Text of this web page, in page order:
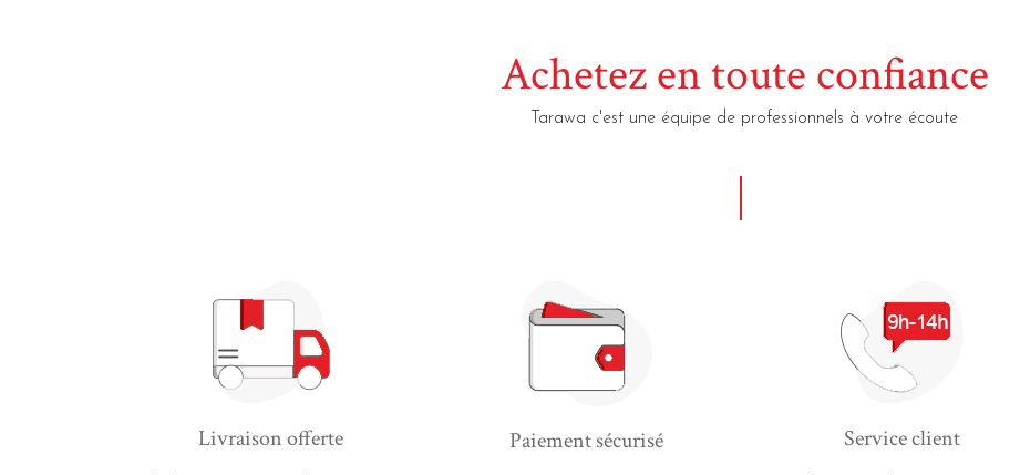
Achetez en toute confiance
Tarawa c'est une équipe de professionnels à votre écoute
Livraison offerte Paiement sécurisé Service client